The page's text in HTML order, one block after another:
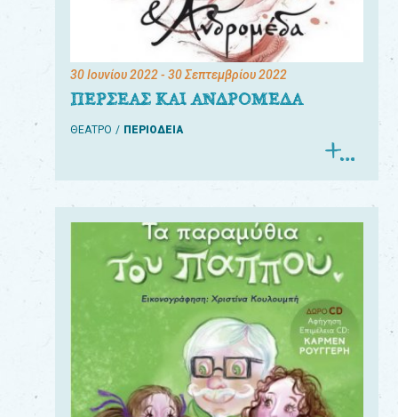
30 Ιουνίου 2022- 30 Σεπτεμβρίου 2022
ΠΕΡΣΕΑΣ ΚΑΙ ΑΝΔΡΟΜΕΔΑ
ΘΕΑΤΡΟ ΠΕΡΙΟΔΕΙΑ